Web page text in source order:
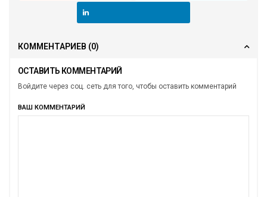
КОММЕНТАРИЕВ (0)
ОСТАВИТЬ КОММЕНТАРИЙ
Войдите через соц. сеть для того, чтобы оставить комментарий
ВАШ КОММЕНТАРИЙ